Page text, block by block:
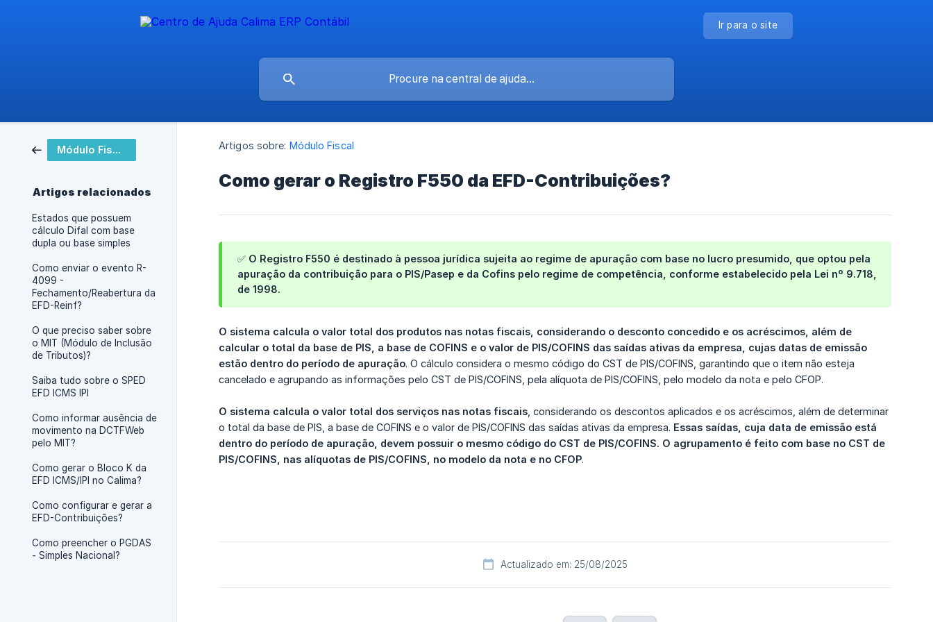
Ir para o site
Módulo Fiscal
Artigos relacionados
Estados que possuem
cálculo Difal com base
dupla ou base simples
Como enviar o evento R-
4099 -
Fechamento/Reabertura da
EFD-Reinf?
O que preciso saber sobre
o MIT (Módulo de Inclusão
de Tributos)?
Saiba tudo sobre o SPED
EFD ICMS IPI
Como informar ausência de
movimento na DCTFWeb
pelo MIT?
Como gerar o Bloco K da
EFD ICMS/IPI no Calima?
Como configurar e gerar a
EFD-Contribuições?
Como preencher o PGDAS
- Simples Nacional?
Artigos sobre: Módulo Fiscal
Como gerar o Registro F550 da EFD-Contribuições?
✅ O Registro F550 é destinado à pessoa jurídica sujeita ao regime de apuração com base no lucro presumido, que optou pela
apuração da contribuição para o PIS/Pasep e da Cofins pelo regime de competência , conforme estabelecido pela Lei nº 9.718,
de 1998.
O sistema calcula o valor total dos produtos nas notas fiscais, considerando o desconto concedido e os acréscimos, além de
calcular o total da base de PIS, a base de COFINS e o valor de PIS/COFINS das saídas ativas da empresa, cujas datas de emissão
estão dentro do período de apuração. O cálculo considera o mesmo código do CST de PIS/COFINS, garantindo que o item não esteja
cancelado e agrupando as informações pelo CST de PIS/COFINS, pela alíquota de PIS/COFINS, pelo modelo da nota e pelo CFOP.
O sistema calcula o valor total dos serviços nas notas fiscais , considerando os descontos aplicados e os acréscimos, além de determinar
o total da base de PIS, a base de COFINS e o valor de PIS/COFINS das saídas ativas da empresa. Essas saídas, cuja data de emissão está
dentro do período de apuração, devem possuir o mesmo código do CST de PIS/COFINS. O agrupamento é feito com base no CST de
PIS/COFINS, nas alíquotas de PIS/COFINS, no modelo da nota e no CFOP.
Actualizado em: 25/08/2025